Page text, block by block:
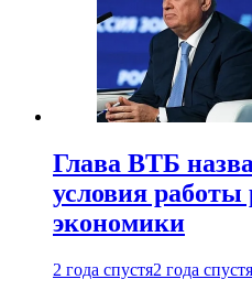
Глава ВТБ
условия работы
экономики
2 года спустя2 года спустя